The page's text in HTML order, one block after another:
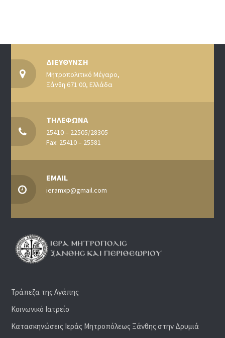
ΔΙΕΥΘΥΝΣΗ
Μητροπολιτικό Μέγαρο,
Ξάνθη 671 00, Ελλάδα
ΤΗΛΕΦΩΝΑ
25410 – 22505/28305
Fax: 25410 – 25581
EMAIL
ieramxp@gmail.com
Τράπεζα της Αγάπης
Κοινωνικό Ιατρείο
Κατασκηνώσεις Ιεράς Μητροπόλεως Ξάνθης στην Δρυμιά